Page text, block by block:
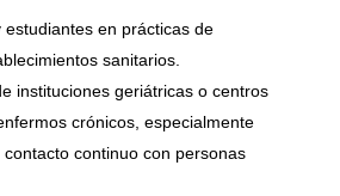
estudiantes en prácticas de
sanitarios.
instituciones geriátricas o centros
crónicos, especialmente
continuo con personas